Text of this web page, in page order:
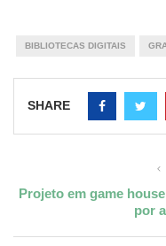
BIBLIOTECAS DIGITAIS
SHARE
Projeto em game
por